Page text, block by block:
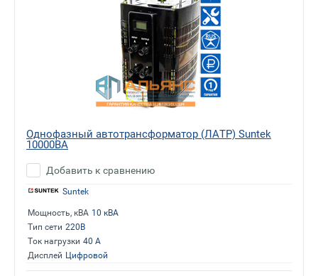
Однофазный автотрансформатор (ЛАТР) Suntek
10000ВА
Добавить к сравнению
Suntek
Мощность, кВА 10 кВА
Тип сети 220В
Ток нагрузки 40 А
Дисплей Цифровой